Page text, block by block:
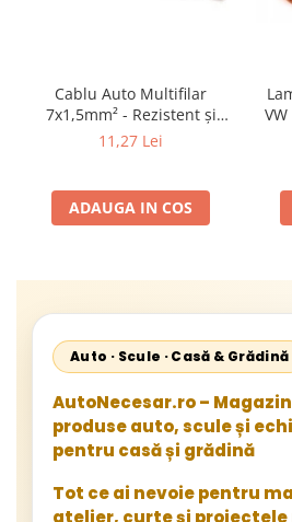
Cablu Auto Multifilar
7x1,5mm² - Rezistent și
Flexibil pentru Remorci 12V-
11,27 Lei
ADAUGA IN COS
Auto · Scule · Casă & Grădină
AutoNecesar.ro –
produse auto, scule și
pentru casă și grădină
Tot ce ai nevoie pentru